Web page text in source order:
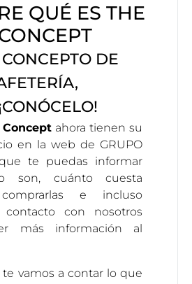
QUÉ ES THE
DE
ahora tienen su
en laweb de GRUPO
te puedas informar
son, cuánto cuesta
comprarlas e incluso
con nosotros
más información al
vamos a contar lo que